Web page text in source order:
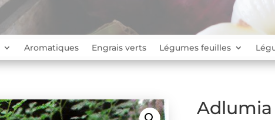
Aromatiques Engrais verts Légumes feuilles
Adlumia